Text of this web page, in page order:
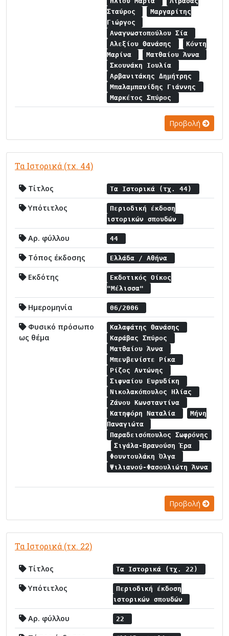
Σταύρος
Μαργαρίτης
Γιώργος
Αναγνωστοπούλου Σία
Αλεξίου Θανάσης
Κόντη
Μαρίνα
Ματθαίου Άννα
Σκουνάκη Ιουλία
Αρβανιτάκης Δημήτρης
Μπαλαμπανίδης Γιάννης
Μαρκέτος Σπύρος
Προβολή
Τα Ιστορικά (τχ. 44)
Τίτλος Τα Ιστορικά (τχ. 44)
Υπότιτλος
Περιοδική έκδοση
ιστορικών σπουδών
Αρ. φύλλου 44
Τόπος έκδοσης Ελλάδα / Αθήνα
Εκδότης
Εκδοτικός Οίκος
"Μέλισσα"
Ημερομηνία 06/2006
Φυσικό πρόσωπο
ως θέμα
Καλαφάτης Θανάσης
Καράβας Σπύρος
Ματθαίου Άννα
Μπενβενίστε Ρίκα
Ρίζος Αντώνης
Σιφναίου Ευρυδίκη
Νικολακόπουλος Ηλίας
Ζάνου Kωνσταντίνα
Κατηφόρη Ναταλία
Μήνη
Παναγιώτα
Παραδεισόπουλος Σωφρόνης
Σιγάλα-Βρανούση Έρα
Φουντουλάκη Όλγα
Ψιλιανού-Φασουλιώτη Άννα
Προβολή
Τα Ιστορικά (τχ. 22)
Τίτλος Τα Ιστορικά (τχ. 22)
Υπότιτλος
Περιοδική έκδοση
ιστορικών σπουδών
Αρ. φύλλου 22